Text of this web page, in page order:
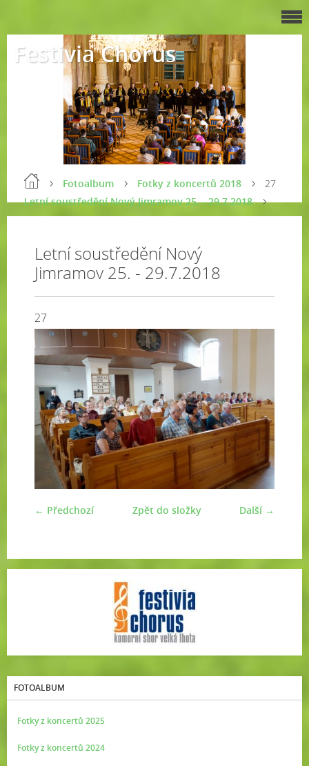
Festivia Chorus
Fotoalbum
Fotky z koncertů 2018
Letní soustředění Nový Jimramov 25. - 29.7.2018
27
Letní soustředění Nový
Jimramov 25. - 29.7.2018
27
← Předchozí Další →
Zpět do složky
FOTOALBUM
Fotky z koncertů 2025
Fotky z koncertů 2024